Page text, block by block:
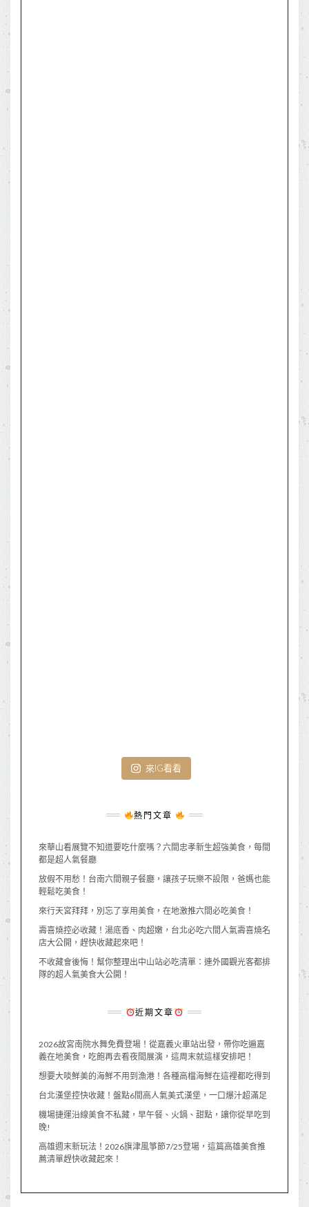
來IG看看
熱門文章
來華山看展覽不知道要吃什麼嗎？六間忠孝新生超強美食，每間
都是超人氣餐廳
放假不用愁！台南六間親子餐廳，讓孩子玩樂不設限，爸媽也能
輕鬆吃美食！
來行天宮拜拜，別忘了享用美食，在地激推六間必吃美食！
壽喜燒控必收藏！湯底香、肉超嫩，台北必吃六間人氣壽喜燒名
店大公開，趕快收藏起來吧！
不收藏會後悔！幫你整理出中山站必吃清單：連外國觀光客都排
隊的超人氣美食大公開！
近期文章
2026故宮南院水舞免費登場！從嘉義火車站出發，帶你吃遍嘉
義在地美食，吃飽再去看夜間展演，這周末就這樣安排吧！
想要大啖鮮美的海鮮不用到漁港！各種高檔海鮮在這裡都吃得到
台北漢堡控快收藏！盤點6間高人氣美式漢堡，一口爆汁超滿足
機場捷運沿線美食不私藏，早午餐、火鍋、甜點，讓你從早吃到
晚!
高雄週末新玩法！2026旗津風箏節7/25登場，這篇高雄美食推
薦清單趕快收藏起來！